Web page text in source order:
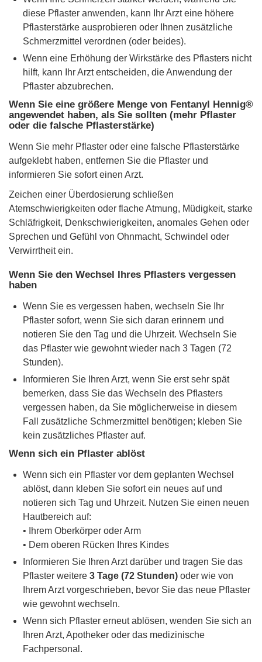
diese Pflaster anwenden, kann Ihr Arzt eine höhere
Pflasterstärke ausprobieren oder Ihnen zusätzliche
Schmerzmittel verordnen (oder beides).
Wenn eine Erhöhung der Wirkstärke des Pflasters nicht
hilft, kann Ihr Arzt entscheiden, die Anwendung der
Pflaster abzubrechen.
Wenn Sie eine größere Menge von Fentanyl Hennig®
angewendet haben, als Sie sollten (mehr Pflaster
oder die falsche Pflasterstärke)
Wenn Sie mehr Pflaster oder eine falsche Pflasterstärke
aufgeklebt haben, entfernen Sie die Pflaster und
informieren Sie sofort einen Arzt.
Zeichen einer Überdosierung schließen
Atemschwierigkeiten oder flache Atmung, Müdigkeit, starke
Schläfrigkeit, Denkschwierigkeiten, anomales Gehen oder
Sprechen und Gefühl von Ohnmacht, Schwindel oder
Verwirrtheit ein.
Wenn Sie den Wechsel Ihres Pflasters vergessen
haben
Wenn Sie es vergessen haben, wechseln Sie Ihr
Pflaster sofort, wenn Sie sich daran erinnern und
notieren Sie den Tag und die Uhrzeit. Wechseln Sie
das Pflaster wie gewohnt wieder nach 3 Tagen (72
Stunden).
Informieren Sie Ihren Arzt, wenn Sie erst sehr spät
bemerken, dass Sie das Wechseln des Pflasters
vergessen haben, da Sie möglicherweise in diesem
Fall zusätzliche Schmerzmittel benötigen; kleben Sie
kein zusätzliches Pflaster auf.
Wenn sich ein Pflaster ablöst
Wenn sich ein Pflaster vor dem geplanten Wechsel
ablöst, dann kleben Sie sofort ein neues auf und
notieren sich Tag und Uhrzeit. Nutzen Sie einen neuen
Hautbereich auf:
• Ihrem Oberkörper oder Arm
• Dem oberen Rücken Ihres Kindes
Informieren Sie Ihren Arzt darüber und tragen Sie das
Pflaster weitere 3 Tage (72 Stunden) oder wie von
Ihrem Arzt vorgeschrieben, bevor Sie das neue Pflaster
wie gewohnt wechseln.
Wenn sich Pflaster erneut ablösen, wenden Sie sich an
Ihren Arzt, Apotheker oder das medizinische
Fachpersonal.